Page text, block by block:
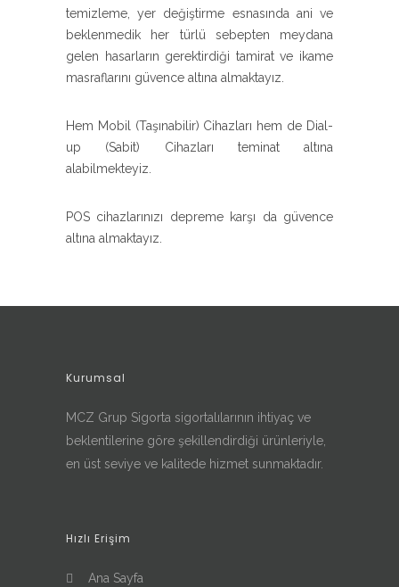
temizleme, yer değiştirme esnasında ani ve
beklenmedik her türlü sebepten meydana
gelen hasarların gerektirdiği tamirat ve ikame
masraflarını güvence altına almaktayız.
Hem Mobil (Taşınabilir) Cihazları hem de Dial-
up (Sabit) Cihazları teminat altına
alabilmekteyiz.
POS cihazlarınızı depreme karşı da güvence
altına almaktayız.
Kurumsal
MCZ Grup Sigorta sigortalılarının ihtiyaç ve
beklentilerine göre şekillendirdiği ürünleriyle,
en üst seviye ve kalitede hizmet sunmaktadır.
Hızlı Erişim
Ana Sayfa